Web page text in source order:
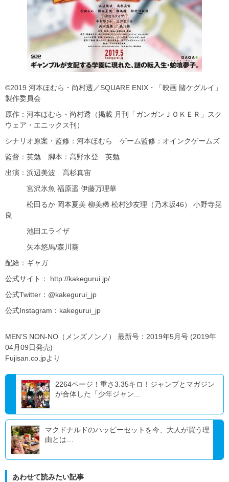
©2019 河本ほむら・尚村透／SQUARE ENIX・「映画 賭ケグルイ」
製作委員会
原作：河本ほむら・尚村透（掲載 月刊「ガンガンＪＯＫＥＲ」スク
ウェア・エニックス刊）
シナリオ原案・監修：河本ほむら ゲーム監修：オインクゲームズ
監督：英勉 脚本：高野水登 英勉
出演：浜辺美波 高杉真宙
宮沢氷魚 福原遥 伊藤万理華
松田るか 岡本夏美 柳美稀 松村沙友理（乃木坂46） 小野寺晃
良
池田エライザ
矢本悠馬/森川葵
配給：ギャガ
公式サイト： http://kakegurui.jp/
公式Twitter：@kakegurui_jp
公式Instagram：kakegurui_jp
MEN’S NON-NO（メンズノンノ） 最新号：2019年5月号 (2019年
04月09日発売)
Fujisan.co.jpより
2264ページ！重さ3.35キロ！ジャンプとマガジン
が合体した「少年ジャン...
マクドナルドのハッピーセットを今、大人が買う理
由とは…
あわせて読みたい記事